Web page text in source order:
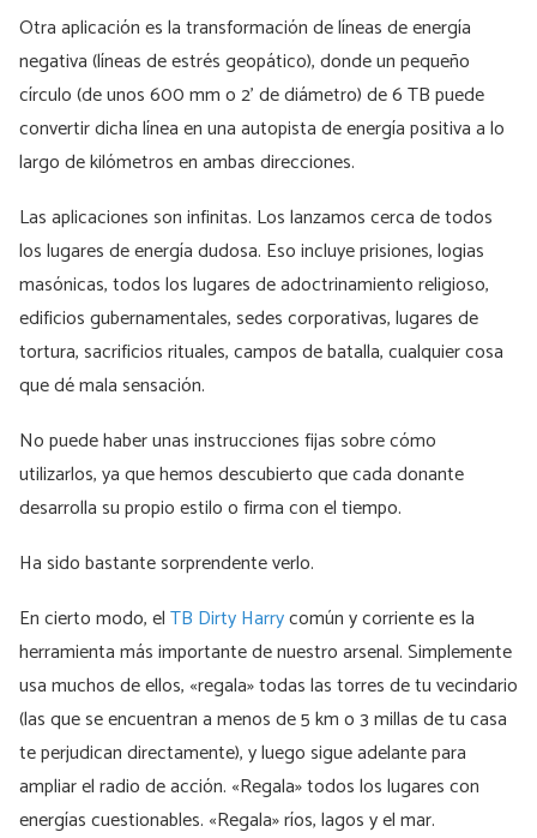
Otra aplicación es la transformación de líneas de energía
negativa (líneas de estrés geopático), donde un pequeño
círculo (de unos 600 mm o 2' de diámetro) de 6 TB puede
convertir dicha línea en una autopista de energía positiva a lo
largo de kilómetros en ambas direcciones.
Las aplicaciones son infinitas. Los lanzamos cerca de todos
los lugares de energía dudosa. Eso incluye prisiones, logias
masónicas, todos los lugares de adoctrinamiento religioso,
edificios gubernamentales, sedes corporativas, lugares de
tortura, sacrificios rituales, campos de batalla, cualquier cosa
que dé mala sensación.
No puede haber unas instrucciones fijas sobre cómo
utilizarlos, ya que hemos descubierto que cada donante
desarrolla su propio estilo o firma con el tiempo.
Ha sido bastante sorprendente verlo.
En cierto modo, elTB Dirty Harrycomún y corriente es la
herramienta más importante de nuestro arsenal. Simplemente
usa muchos de ellos, «regala» todas las torres de tu vecindario
(las que se encuentran a menos de 5 km o 3 millas de tu casa
te perjudican directamente), y luego sigue adelante para
ampliar el radio de acción. «Regala» todos los lugares con
energías cuestionables. «Regala» ríos, lagos y el mar.